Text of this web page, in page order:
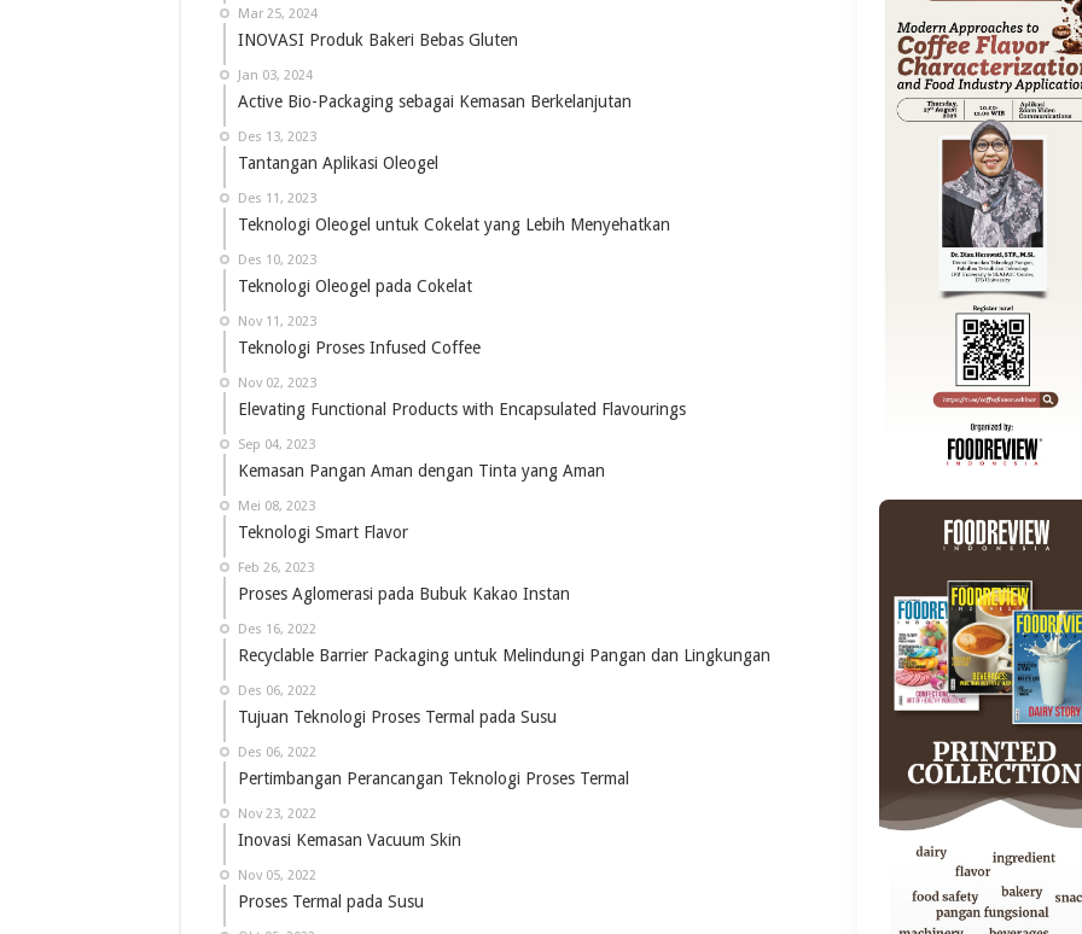
Mar 25, 2024
INOVASI Produk Bakeri Bebas Gluten
Jan 03, 2024
Active Bio-Packaging sebagai Kemasan Berkelanjutan
Des 13, 2023
Tantangan Aplikasi Oleogel
Des 11, 2023
Teknologi Oleogel untuk Cokelat yang Lebih Menyehatkan
Des 10, 2023
Teknologi Oleogel pada Cokelat
Nov 11, 2023
Teknologi Proses Infused Coffee
Nov 02, 2023
Elevating Functional Products with Encapsulated Flavourings
Sep 04, 2023
Kemasan Pangan Aman dengan Tinta yang Aman
Mei 08, 2023
Teknologi Smart Flavor
Feb 26, 2023
Proses Aglomerasi pada Bubuk Kakao Instan
Des 16, 2022
Recyclable Barrier Packaging untuk Melindungi Pangan dan Lingkungan
Des 06, 2022
Tujuan Teknologi Proses Termal pada Susu
Des 06, 2022
Pertimbangan Perancangan Teknologi Proses Termal
Nov 23, 2022
Inovasi Kemasan Vacuum Skin
Nov 05, 2022
Proses Termal pada Susu